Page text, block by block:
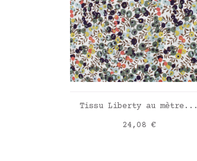
AJOUTER AU PANIER
Tissu Liberty au mètre...
Prix
24,08 €